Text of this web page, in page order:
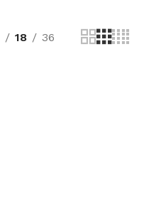
18 36